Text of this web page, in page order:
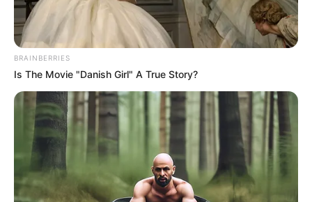
BRAINBERRIES
Is The Movie "Danish Girl" A True Story?